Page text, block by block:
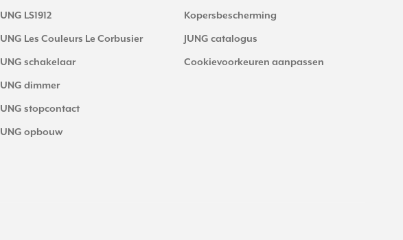
JUNG LS1912
JUNG Les Couleurs Le Corbusier
JUNG schakelaar
JUNG dimmer
JUNG stopcontact
JUNG opbouw
Kopersbescherming
JUNG catalogus
Cookievoorkeuren aanpassen